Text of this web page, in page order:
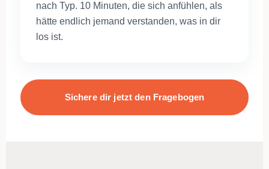
nach Typ. 10 Minuten, die sich anfühlen, als
hätte endlich jemand verstanden, was in dir
los ist.
Sichere dir jetzt den Fragebogen